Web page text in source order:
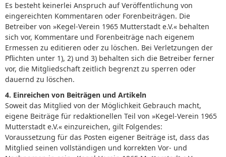
Es besteht keinerlei Anspruch auf Veröffentlichung von
eingereichten Kommentaren oder Forenbeiträgen. Die
Betreiber von »Kegel-Verein 1965 Mutterstadt e.V.« behalten
sich vor, Kommentare und Forenbeiträge nach eigenem
Ermessen zu editieren oder zu löschen. Bei Verletzungen der
Pflichten unter 1), 2) und 3) behalten sich die Betreiber ferner
vor, die Mitgliedschaft zeitlich begrenzt zu sperren oder
dauernd zu löschen.
4. Einreichen von Beiträgen und Artikeln
Soweit das Mitglied von der Möglichkeit Gebrauch macht,
eigene Beiträge für redaktionellen Teil von »Kegel-Verein 1965
Mutterstadt e.V.« einzureichen, gilt Folgendes:
Voraussetzung für das Posten eigener Beiträge ist, dass das
Mitglied seinen vollständigen und korrekten Vor- und